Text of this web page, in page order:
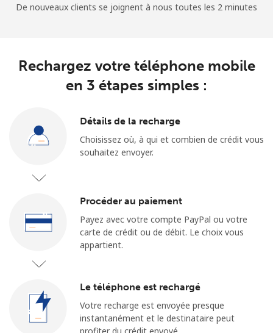
Login
Continue avec
De nouveaux clients se joignent à nous toutes les 2 minutes
Rechargez votre téléphone mobile
en 3 étapes simples :
Détails de la recharge
Choisissez où, à qui et combien de crédit vous
souhaitez envoyer.
Procéder au paiement
Payez avec votre compte PayPal ou votre
carte de crédit ou de débit. Le choix vous
appartient.
Le téléphone est rechargé
Votre recharge est envoyée presque
instantanément et le destinataire peut